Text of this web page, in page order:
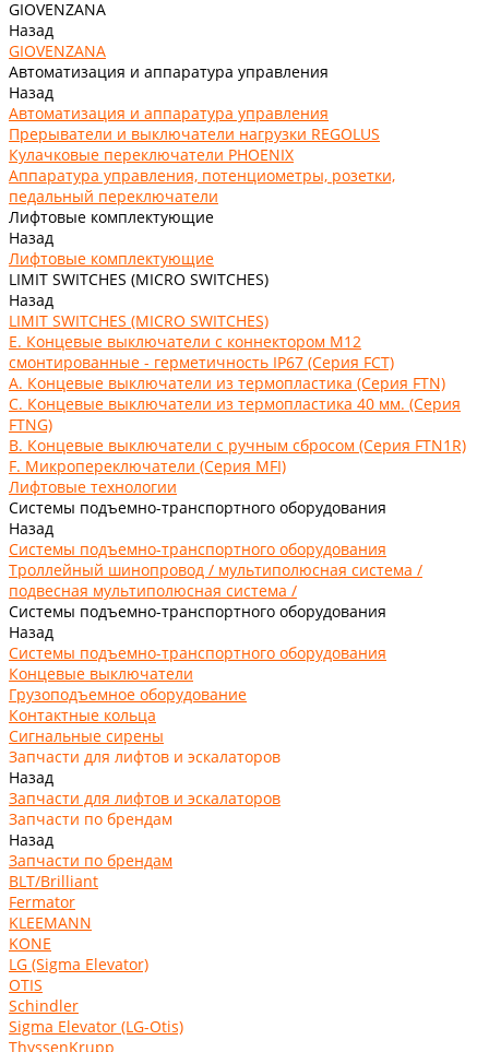
GIOVENZANA
Назад
GIOVENZANA
Автоматизация и аппаратура управления
Назад
Автоматизация и аппаратура управления
Прерыватели и выключатели нагрузки REGOLUS
Кулачковые переключатели PHOENIX
Аппаратура управления, потенциометры, розетки,
педальный переключатели
Лифтовые комплектующие
Назад
Лифтовые комплектующие
LIMIT SWITCHES (MICRO SWITCHES)
Назад
LIMIT SWITCHES (MICRO SWITCHES)
E. Концевые выключатели с коннектором M12
смонтированные - герметичность IP67 (Серия FCT)
А. Концевые выключатели из термопластика (Серия FTN)
C. Концевые выключатели из термопластика 40 мм. (Серия
FTNG)
В. Концевые выключатели с ручным сбросом (Серия FTN1R)
F. Микропереключатели (Серия MFI)
Лифтовые технологии
Системы подъемно-транспортного оборудования
Назад
Системы подъемно-транспортного оборудования
Троллейный шинопровод / мультиполюсная система /
подвесная мультиполюсная система /
Системы подъемно-транспортного оборудования
Назад
Системы подъемно-транспортного оборудования
Концевые выключатели
Грузоподъемное оборудование
Контактные кольца
Сигнальные сирены
Запчасти для лифтов и эскалаторов
Назад
Запчасти для лифтов и эскалаторов
Запчасти по брендам
Назад
Запчасти по брендам
BLT/Brilliant
Fermator
KLEEMANN
KONE
LG (Sigma Elevator)
OTIS
Schindler
Sigma Elevator (LG-Otis)
ThyssenKrupp